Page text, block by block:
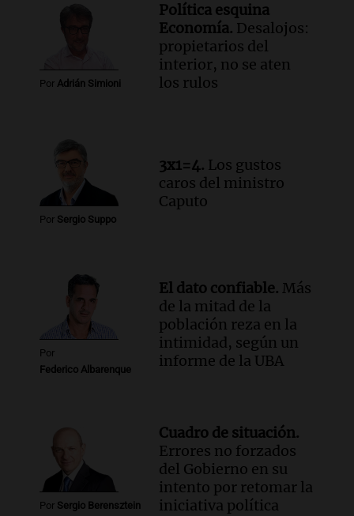
Episodios
Audio.
Chile planteó mejorar la
conectividad fronteriza, aérea y digital
con Jujuy
Panorama Federal
qué crece el consumo de alimentos con
proteínas
Una mañana para todos
Episodios
Audio.Investigan un asalto millonario a
Panorama Federal
Episodios
Por Adrián Simioni
Política esquina
Economía. Desalojos:
propietarios del
interior, no se aten
los rulos
Por Sergio Suppo
3x1=4. Los gustos
caros del ministro
Caputo
Por
Federico Albarenque
El dato confiable. Más
de la mitad de la
población reza en la
intimidad, según un
informe de la UBA
Por Sergio Berensztein
Cuadro de situación.
Errores no forzados
del Gobierno en su
intento por retomar la
iniciativa política